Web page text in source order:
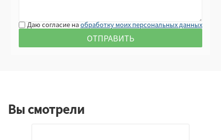
Даю согласие наобработку моих персональных данных
Вы смотрели